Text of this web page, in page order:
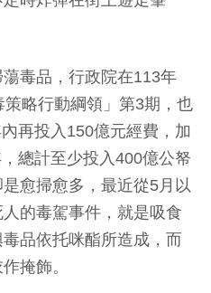
毒品，行政院在113年
略行動綱領」第3期，也
再投入150億元經費，加
總計至少投入400億公帑
愈掃愈多，最近從5月以
的毒駕事件，就是吸食
品依托咪酯所造成，而
掩飾。